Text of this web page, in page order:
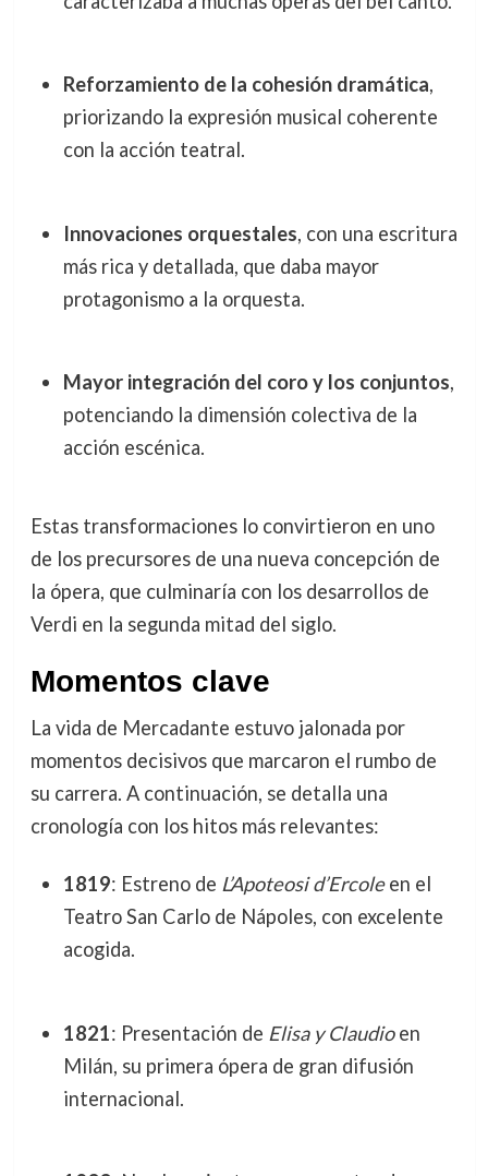
Reforzamiento de la cohesión dramática,
priorizando la expresión musical coherente
con la acción teatral.
Innovaciones orquestales, con una escritura
más rica y detallada, que daba mayor
protagonismo a la orquesta.
Mayor integración del coro y los conjuntos,
potenciando la dimensión colectiva de la
acción escénica.
Estas transformaciones lo convirtieron en uno
de los precursores de una nueva concepción de
la ópera, que culminaría con los desarrollos de
Verdi en la segunda mitad del siglo.
Momentos clave
La vida de Mercadante estuvo jalonada por
momentos decisivos que marcaron el rumbo de
su carrera. A continuación, se detalla una
cronología con los hitos más relevantes:
1819: Estreno de L’Apoteosi d’Ercoleen el
Teatro San Carlo de Nápoles, con excelente
acogida.
1821: Presentación de Elisa y Claudioen
Milán, su primera ópera de gran difusión
internacional.